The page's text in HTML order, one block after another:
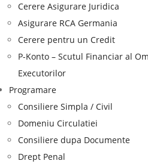
Cerere Asigurare Juridica
Asigurare RCA Germania
Cerere pentru un Credit
P-Konto – Scutul Financiar al
Executorilor
Programare
Consiliere Simpla / Civil
Domeniu Circulatiei
Consiliere dupa Documente
Drept Penal